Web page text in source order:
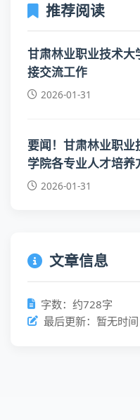
推荐阅读
甘肃林业职业技术
接交流工作
2026-01-31
要闻！甘肃林业职
学院各专业人才培养
2026-01-31
文章信息
字数：约728字
最后更新：暂无时间